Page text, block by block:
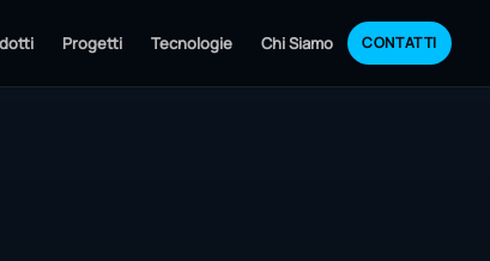
Progetti Tecnologie Chi Siamo CONTATTI